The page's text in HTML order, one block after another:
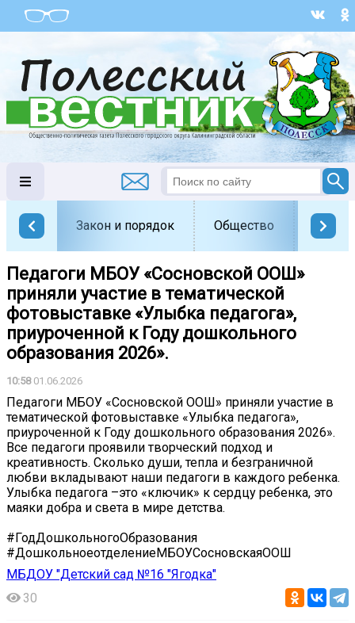
Закон и порядок Общество
Педагоги МБОУ «Сосновской ООШ»
приняли участие в тематической
фотовыставке «Улыбка педагога»,
приуроченной к Году дошкольного
образования 2026».
10:5801.06.2026
Педагоги МБОУ «Сосновской ООШ» приняли участие в
тематической фотовыставке «Улыбка педагога»,
приуроченной к Году дошкольного образования 2026».
Все педагоги проявили творческий подход и
креативность. Сколько души, тепла и безграничной
любви вкладывают наши педагоги в каждого ребенка.
Улыбка педагога –это «ключик» к сердцу ребенка, это
маяки добра и света в мире детства.
#ГодДошкольногоОбразования
#ДошкольноеотделениеМБОУСосновскаяООШ
МБДОУ "Детский сад №16 "Ягодка"
30